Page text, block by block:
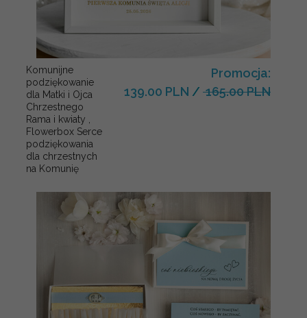
Komunijne
podziękowanie
dla Matki i Ojca
Chrzestnego
Rama i kwiaty ,
Flowerbox Serce
podziękowania
dla chrzestnych
na Komunię
Promocja:
139.00 PLN / 165.00 PLN